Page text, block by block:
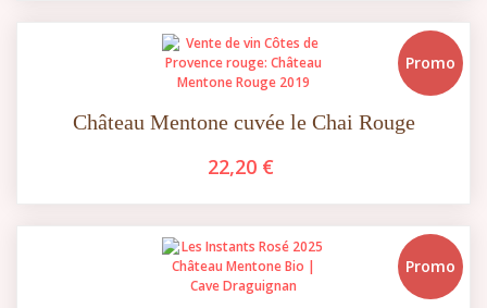
Promo
Château Mentone cuvée le Chai Rouge
22,20 €
Promo